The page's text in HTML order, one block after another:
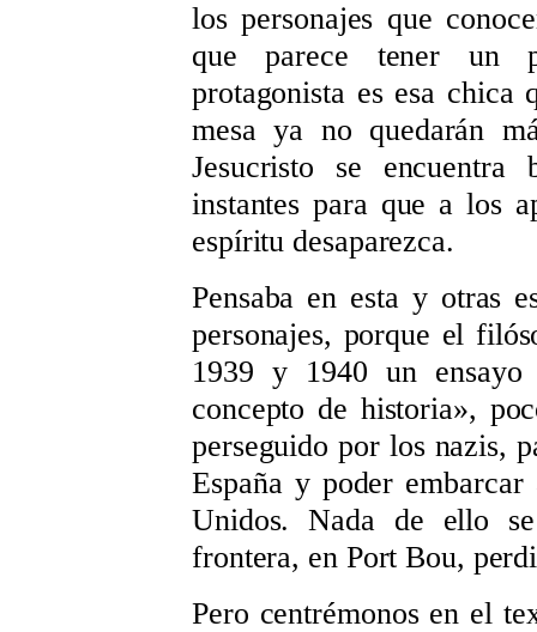
los personajes que
que parece tener un
protagonista es esa
mesa ya no quedarán
Jesucristo se
instantes para que a los
espíritu desaparezca.
Pensaba en esta y otras
personajes, porque el
1939 y 1940 un
concepto de historia»,
perseguido por los nazis,
España y poder
Unidos. Nada de ello
frontera, en Port Bou,
Pero centrémonos en el